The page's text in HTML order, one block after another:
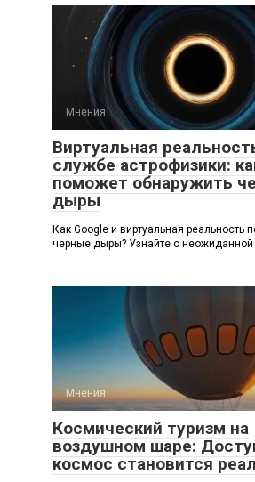
Мнения
Виртуальная
службе астрофизики:
поможет обнаружить
дыры
Как Google и виртуальная реальность
черные дыры? Узнайте о неожиданной
Мнения
Космический туризм на
воздушном шаре:
космос становится